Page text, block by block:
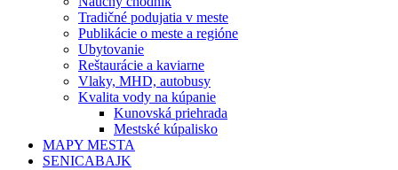
Tradičné podujatia v meste
Publikácie o meste a regióne
Ubytovanie
Reštaurácie a kaviarne
Vlaky, MHD, autobusy
Kvalita vody na kúpanie
Kunovská priehrada
Mestské kúpalisko
MAPY MESTA
SENICABAJK